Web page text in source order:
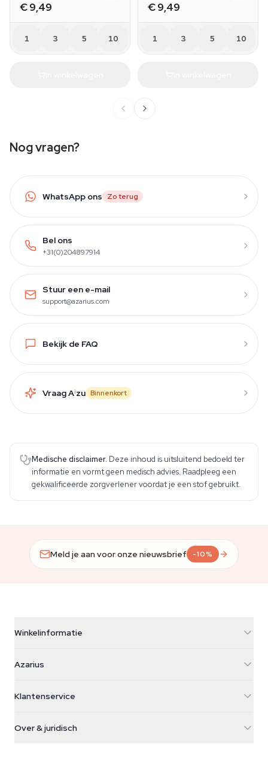
€ 9,49
1 3 5 10
€ 9,49
1 3 5 10
Nog vragen?
WhatsApp ons Zo terug
Bel ons
+31(0)204897914
Stuur een e-mail
support@azarius.com
Bekijk de FAQ
Vraag Aizu Binnenkort
Medische disclaimer. Deze inhoud is uitsluitend bedoeld ter
informatie en vormt geen medisch advies. Raadpleeg een
gekwalificeerde zorgverlener voordat je een stof gebruikt.
Meld je aan voor onze nieuwsbrief -10%
Winkelinformatie
Galvaniweg 11
Nederland
+31(0)204897914
Azarius
Smokeshop
Klantenservice
Retourbeleid
Over & juridisch